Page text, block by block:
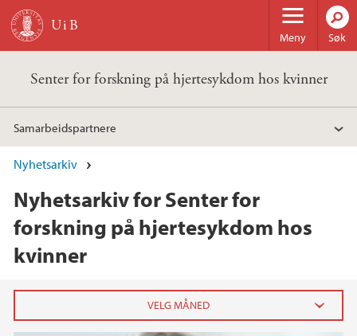
Hopp til hovedinnhold
Meny Søk
Senter for forskning på hjertesykdom hos kvinner
Samarbeidspartnere
Nyhetsarkiv
Nyhetsarkiv for Senter for
forskning på hjertesykdom hos
kvinner